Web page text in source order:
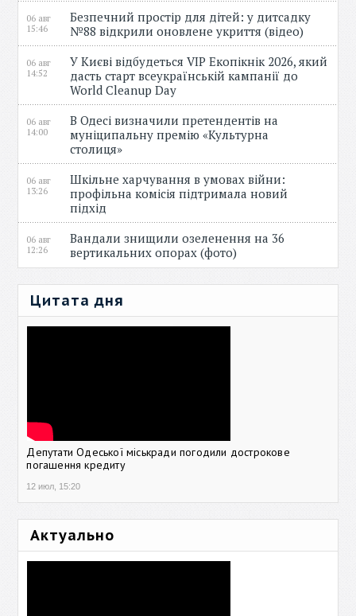
06 авг
15:46
Безпечний простір для дітей: у дитсадку
№88 відкрили оновлене укриття (відео)
06 авг
14:52
У Києві відбудеться VIP Екопікнік 2026, який
дасть старт всеукраїнській кампанії до
World Cleanup Day
06 авг
14:00
В Одесі визначили претендентів на
муніципальну премію «Культурна
столиця»
06 авг
13:26
Шкільне харчування в умовах війни:
профільна комісія підтримала новий
підхід
06 авг
12:26
Вандали знищили озеленення на 36
вертикальних опорах (фото)
Цитата дня
Депутати Одеської міськради погодили дострокове
погашення кредиту
12 июл, 15:20
Актуально